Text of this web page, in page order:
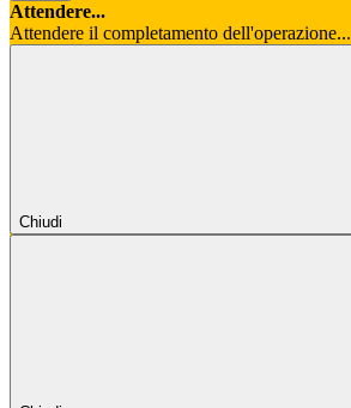
Attendere...
Attendere il completamento dell'operazione...
Chiudi